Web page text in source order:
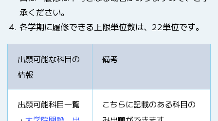
承ください。
各学期に履修できる上限単位数は、22単位です。
出願可能な科目の
情報
備考
出願可能科目一覧
こちらに記載のある科目の